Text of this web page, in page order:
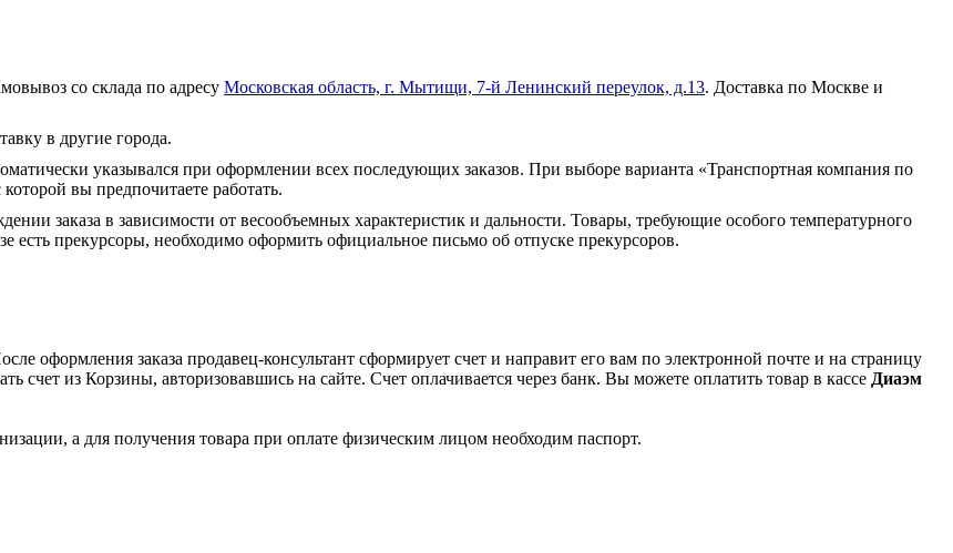
со склада по адресу Московская область, г. Мытищи, 7-й Ленинский переулок, д.13. Доставка по Москве и
в другие города.
указывался при оформлении всех последующих заказов. При выборе варианта «Транспортная компания по
вы предпочитаете работать.
заказа в зависимости от весообъемных характеристик и дальности. Товары, требующие особого температурного
есть прекурсоры, необходимо оформить официальное письмо об отпуске прекурсоров.
оформления заказа продавец-консультант сформирует счет и направит его вам по электронной почте и на страницу
счет из Корзины, авторизовавшись на сайте. Счет оплачивается через банк. Вы можете оплатить товар в кассе Диаэм
а для получения товара при оплате физическим лицом необходим паспорт.